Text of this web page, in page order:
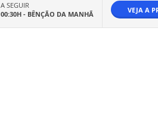
A SEGUIR
00:30H - BÊNÇÃO DA MANHÃ VEJA A